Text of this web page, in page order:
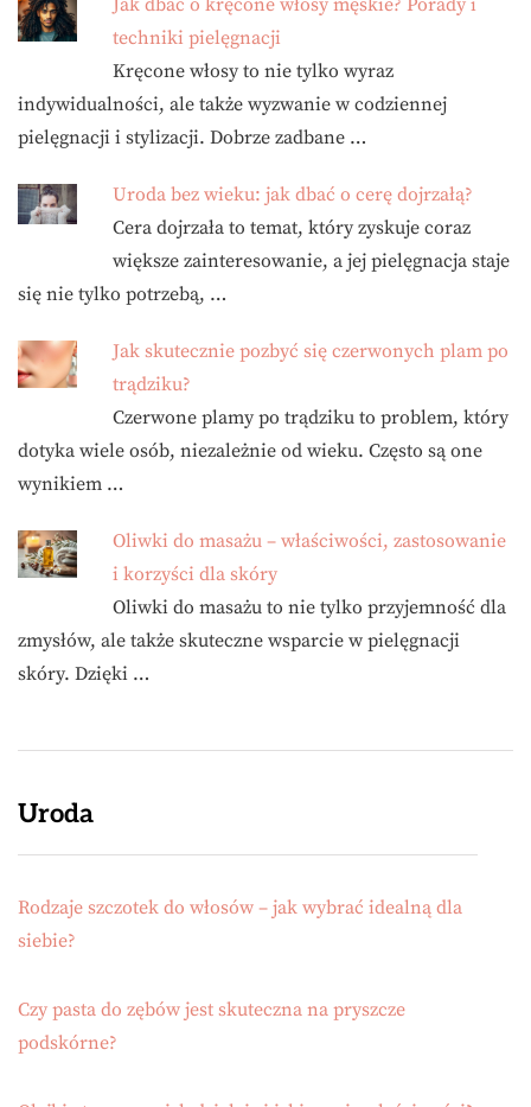
Jak dbać o kręcone włosy męskie? Porady i
techniki pielęgnacji
Kręcone włosy to nie tylko wyraz
indywidualności, ale także wyzwanie w codziennej
pielęgnacji i stylizacji. Dobrze zadbane …
Uroda bez wieku: jak dbać o cerę dojrzałą?
Cera dojrzała to temat, który zyskuje coraz
większe zainteresowanie, a jej pielęgnacja staje
się nie tylko potrzebą, …
Jak skutecznie pozbyć się czerwonych plam po
trądziku?
Czerwone plamy po trądziku to problem, który
dotyka wiele osób, niezależnie od wieku. Często są one
wynikiem …
Oliwki do masażu – właściwości, zastosowanie
i korzyści dla skóry
Oliwki do masażu to nie tylko przyjemność dla
zmysłów, ale także skuteczne wsparcie w pielęgnacji
skóry. Dzięki …
Uroda
Rodzaje szczotek do włosów – jak wybrać idealną dla
siebie?
Czy pasta do zębów jest skuteczna na pryszcze
podskórne?